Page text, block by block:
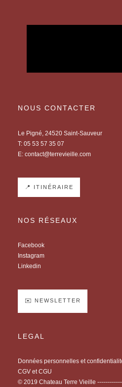
NOUS CONTACTER
Le Pigné, 24520 Saint-Sauveur
T: 05 53 57 35 07
E: contact@terrevieille.com
📍 ITINÉRAIRE
NOS RÉSEAUX
Facebook
Instagram
Linkedin
✉️ NEWSLETTER
LEGAL
Données personnelles et
CGV et CGU
© 2019 Chateau Terre Vieille